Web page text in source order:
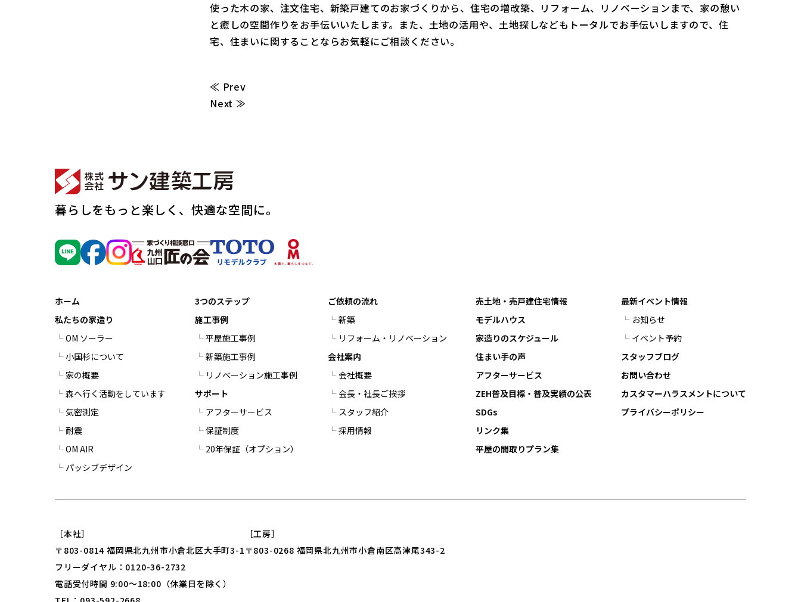
使った木の家、注文住宅、新築戸建てのお家づくりから、住宅の増改築、リフォーム、リノベーションまで、家の憩い
と癒しの空間作りをお手伝いいたします。また、土地の活用や、土地探しなどもトータルでお手伝いしますので、住
宅、住まいに関することならお気軽にご相談ください。
≪ Prev
Next ≫
暮らしをもっと楽しく、快適な空間に。
ホーム
私たちの家造り
OM ソーラー
小国杉について
家の概要
森へ行く活動をしています
気密測定
耐震
OM AIR
パッシブデザイン
3つのステップ
施工事例
平屋施工事例
新築施工事例
リノベーション施工事例
サポート
アフターサービス
保証制度
20年保証（オプション）
ご依頼の流れ
新築
リフォーム・リノベーション
会社案内
会社概要
会長・社長ご挨拶
スタッフ紹介
採用情報
売土地・売戸建住宅情報
モデルハウス
家造りのスケジュール
住まい手の声
アフターサービス
ZEH普及目標・普及実績の公表
SDGs
リンク集
平屋の間取りプラン集
最新イベント情報
お知らせ
イベント予約
スタッフブログ
お問い合わせ
カスタマーハラスメントについて
プライバシーポリシー
［本社］
〒803-0814 福岡県北九州市小倉北区大手町3-1
フリーダイヤル：0120-36-2732
電話受付時間 9:00～18:00（休業日を除く）
［工房］
〒803-0268 福岡県北九州市小倉南区高津尾343-2